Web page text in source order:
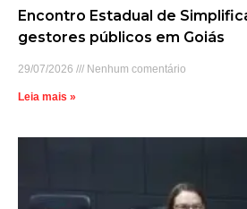
Encontro Estadual de
gestores públicos em Goiás
29/07/2026 Nenhum comentário
Leia mais »